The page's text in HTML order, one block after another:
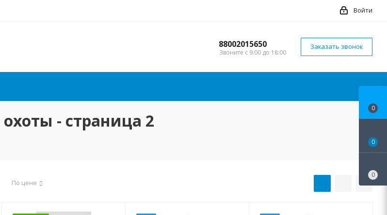
Войти
88002015650
Звоните с 9:00 до 18:00
Заказать звонок
- страница 2
По цене
0
0
0